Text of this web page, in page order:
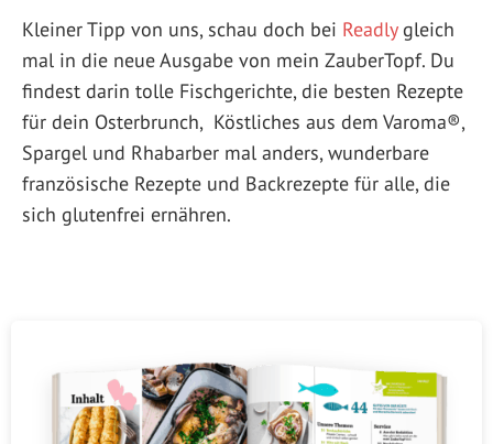
Kleiner Tipp von uns, schau doch bei Readlygleich
mal in die neue Ausgabe von mein ZauberTopf. Du
findest darin tolle Fischgerichte, die besten Rezepte
für dein Osterbrunch, Köstliches aus dem Varoma®,
Spargel und Rhabarber mal anders, wunderbare
französische Rezepte und Backrezepte für alle, die
sich glutenfrei ernähren.